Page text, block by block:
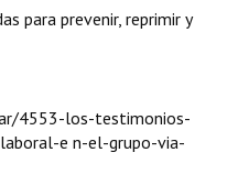
para prevenir, reprimir y
4553-los-testimonios-
e n-el-grupo-via-